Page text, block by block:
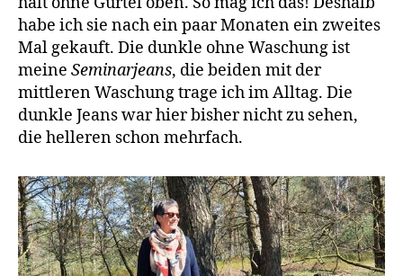
habe ich sie nach ein paar Monaten ein zweites
Mal gekauft. Die dunkle ohne Waschung ist
meine Seminarjeans, die beiden mit der
mittleren Waschung trage ich im Alltag. Die
dunkle Jeans war hier bisher nicht zu sehen,
die helleren schon mehrfach.